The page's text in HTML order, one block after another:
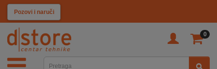
Pozovi i naruči
0
KATEGORIJE
TV
SAT